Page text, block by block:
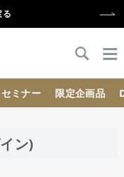
る
セミナー 限定企画品
ン)